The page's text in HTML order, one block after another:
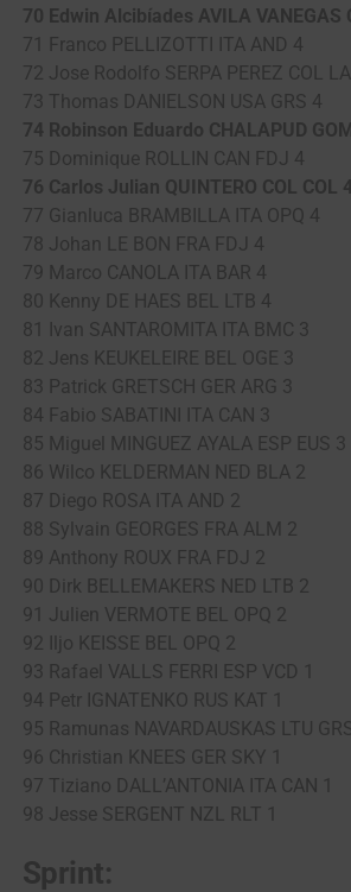
70 Edwin Alcibíades AVILA VANEGAS
71 Franco PELLIZOTTI ITA AND 4
72 Jose Rodolfo SERPA PEREZ COL
73 Thomas DANIELSON USA GRS 4
74 Robinson Eduardo CHALAPUD
75 Dominique ROLLIN CAN FDJ 4
76 Carlos Julian QUINTERO COL COL 4
77 Gianluca BRAMBILLA ITA OPQ 4
78 Johan LE BON FRA FDJ 4
79 Marco CANOLA ITA BAR 4
80 Kenny DE HAES BEL LTB 4
81 Ivan SANTAROMITA ITA BMC 3
82 Jens KEUKELEIRE BEL OGE 3
83 Patrick GRETSCH GER ARG 3
84 Fabio SABATINI ITA CAN 3
85 Miguel MINGUEZ AYALA ESP EUS 3
86 Wilco KELDERMAN NED BLA 2
87 Diego ROSA ITA AND 2
88 Sylvain GEORGES FRA ALM 2
89 Anthony ROUX FRA FDJ 2
90 Dirk BELLEMAKERS NED LTB 2
91 Julien VERMOTE BEL OPQ 2
92 Iljo KEISSE BEL OPQ 2
93 Rafael VALLS FERRI ESP VCD 1
94 Petr IGNATENKO RUS KAT 1
95 Ramunas NAVARDAUSKAS LTU
96 Christian KNEES GER SKY 1
97 Tiziano DALL’ANTONIA ITA CAN 1
98 Jesse SERGENT NZL RLT 1
Sprint: